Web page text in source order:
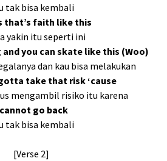
tak bisa kembali
that’s faith like this
yakin itu seperti ini
you can skate like this (Woo)
dan kau bisa melakukan
take that risk ‘cause
mengambil risiko itu karena
go back
tak bisa kembali
[Verse 2]